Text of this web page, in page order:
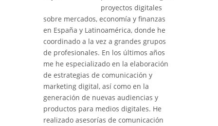
proyectos digitales
sobre mercados, economía y finanzas
en España y Latinoamérica, donde he
coordinado a la vez a grandes grupos
de profesionales. En los últimos años
me he especializado en la elaboración
de estrategias de comunicación y
marketing digital, así como en la
generación de nuevas audiencias y
productos para medios digitales. He
realizado asesorías de comunicación